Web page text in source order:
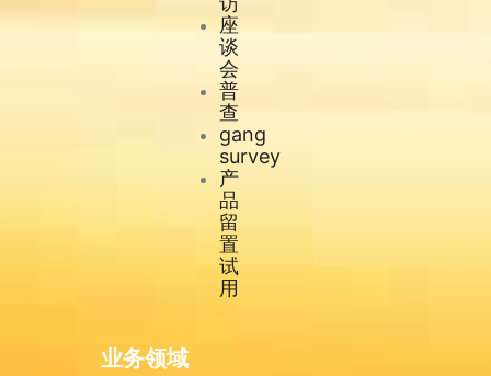
座
谈
会
普
查
gang
survey
产
品
留
置
试
用
业务领域